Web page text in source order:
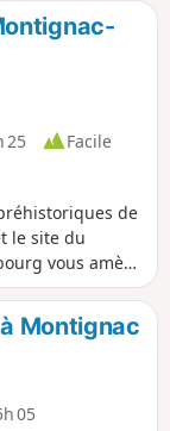
25
Facile
de
le site du
vous amène
grotte de
celui du
une
Montignac
05